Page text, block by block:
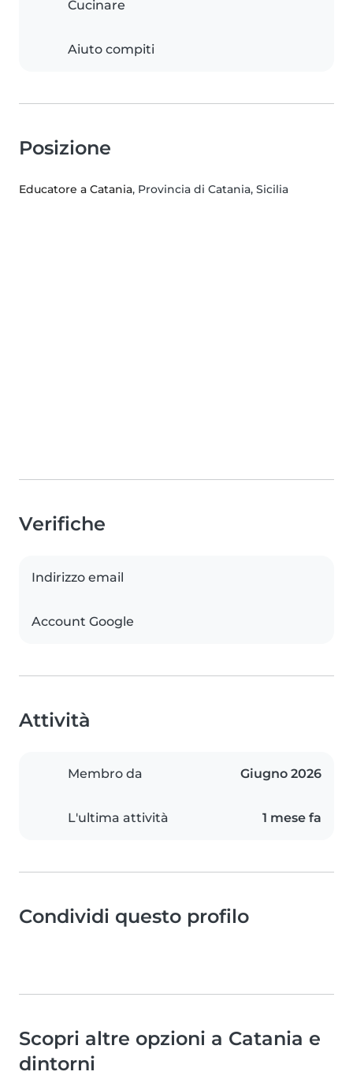
Cucinare
Aiuto compiti
Posizione
Educatore a Catania, Provincia di Catania, Sicilia
Verifiche
Indirizzo email
Account Google
Attività
Membro da Giugno 2026
L'ultima attività 1 mese fa
Condividi questo profilo
Scopri altre opzioni a Catania e
dintorni